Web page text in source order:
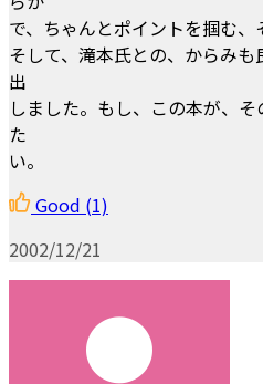
で、ちゃんとポイントを掴む、
そして、滝本氏との、からみ
出
しました。もし、この本が、
た
い。
Good (1)
2002/12/21